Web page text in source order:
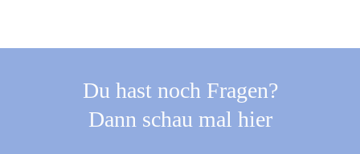
Du hast noch Fragen?
Dann schau mal hier